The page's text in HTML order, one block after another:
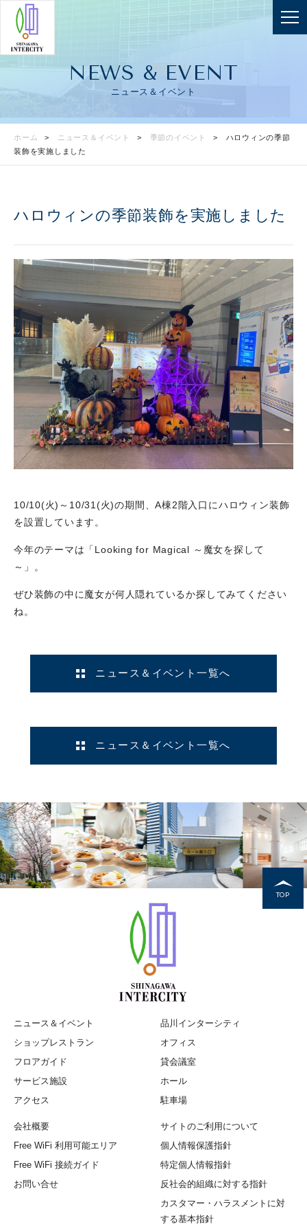
NEWS & EVENT
ニュース＆イベント
ホーム ニュース＆イベント 季節のイベント
ハロウィンの季節
装飾を実施しました
ハロウィンの季節装飾を実施しました
10/10(火)～10/31(火)の期間、A棟2階入口にハロウィン装飾
を設置しています。
今年のテーマは「Looking for Magical ～魔女を探して
～」。
ぜひ装飾の中に魔女が何人隠れているか探してみてください
ね。
ニュース＆イベント一覧へ
ニュース＆イベント一覧へ
TOP
ニュース＆イベント
ショップレストラン
フロアガイド
サービス施設
アクセス
品川インターシティ
オフィス
貸会議室
ホール
駐車場
会社概要
Free WiFi 利用可能エリア
Free WiFi 接続ガイド
お問い合せ
サイトのご利用について
個人情報保護指針
特定個人情報指針
反社会的組織に対する指針
カスタマー・ハラスメント に対
する基本指針